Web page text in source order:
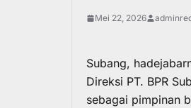
Mei 22, 2026
Subang,
Direksi PT. BPR
sebagai pimpinan